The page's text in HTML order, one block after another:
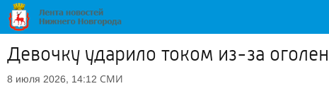
Девочку ударило током из-за
8 июля 2026, 14:12 СМИ